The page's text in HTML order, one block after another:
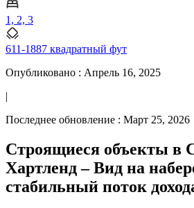
1, 2, 3
611-1887 квадратный фут
Опубликовано : Апрель 16, 2025
|
Последнее обновление : Март 25, 2026
Строящиеся объекты в
Хартленд – Вид на
стабильный поток